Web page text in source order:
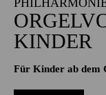
Alfried Krupp